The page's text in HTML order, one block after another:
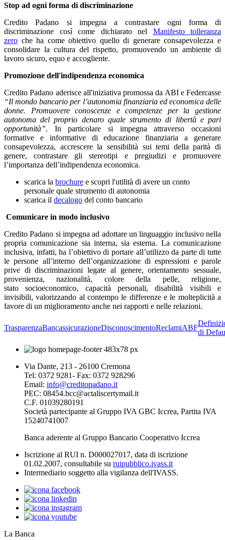
Stop ad ogni forma di discriminazione
Credito Padano si impegna a contrastare ogni forma di
discriminazione così come dichiarato nel Manifesto tolleranza
zero che ha come obiettivo quello di generare consapevolezza e
consolidare la cultura del rispetto, promuovendo un ambiente di
lavoro sicuro, equo e accogliente.
Promozione dell'indipendenza economica
Credito Padano aderisce all'iniziativa promossa da ABI e Federcasse
“Il mondo bancario per l’autonomia finanziaria ed economica delle
donne. Promuovere conoscenze e competenze per la gestione
autonoma del proprio denaro quale strumento di libertà e pari
opportunità”. In particolare si impegna attraverso occasioni
formative e informative di educazione finanziaria a generare
consapevolezza, accrescere la sensibilità sui temi della parità di
genere, contrastare gli stereotipi e pregiudizi e promuovere
l’importanza dell’indipendenza economica.
scarica la brochure e scopri l'utilità di avere un conto
personale quale strumento di autonomia
scarica il decalogo del conto bancario
Comunicare in modo inclusivo
Credito Padano si impegna ad adottare un linguaggio inclusivo nella
propria comunicazione sia interna, sia esterna. La comunicazione
inclusiva, infatti, ha l’obiettivo di portare all’utilizzo da parte di tutte
le persone all’interno dell’organizzazione di espressioni e parole
prive di discriminazioni legate al genere, orientamento sessuale,
provenienza, nazionalità, colore della pelle, religione,
stato socioeconomico, capacità personali, disabilità visibili e
invisibili, valorizzando al contempo le differenze e le molteplicità a
favore di un miglioramento anche nei rapporti e nelle relazioni.
TrasparenzaBancassicurazioneDisconoscimentoReclamiABF
di
Via Dante, 213 - 26100 Cremona
Tel: 0372 9281- Fax: 0372 928296
Email: info@creditopadano.it
PEC: 08454.bcc@actaliscertymail.it
C.F. 01039280191
Società partecipante al Gruppo IVA GBC Iccrea, Partita IVA
15240741007
Banca aderente al Gruppo Bancario Cooperativo Iccrea
Iscrizione al RUI n. D000027017, data di iscrizione
01.02.2007, consultabile su ruipubblico.ivass.it
Intermediario soggetto alla vigilanza dell'IVASS.
La Banca